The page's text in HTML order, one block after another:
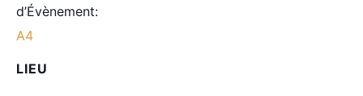
d’Évènement:
A4
LIEU